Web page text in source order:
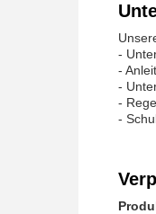
-
-
-
-
-